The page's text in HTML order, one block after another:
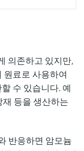
의존하고 있지만,
원료로 사용하여
수 있습니다. 예
재 등을 생산하는
반응하면 암모늄